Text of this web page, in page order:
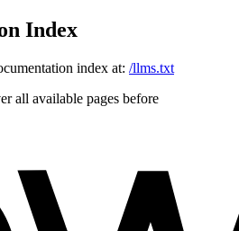
Index
index at: /llms.txt
all available pages before